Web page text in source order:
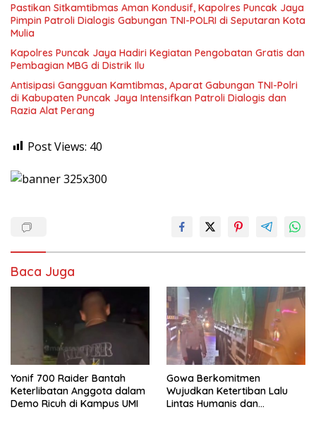
Pastikan Sitkamtibmas Aman Kondusif, Kapolres Puncak Jaya
Pimpin Patroli Dialogis Gabungan TNI-POLRI di Seputaran Kota
Mulia
Kapolres Puncak Jaya Hadiri Kegiatan Pengobatan Gratis dan
Pembagian MBG di Distrik Ilu
Antisipasi Gangguan Kamtibmas, Aparat Gabungan TNI-Polri
di Kabupaten Puncak Jaya Intensifkan Patroli Dialogis dan
Razia Alat Perang
Post Views: 40
Baca Juga
Yonif 700 Raider Bantah
Keterlibatan Anggota dalam
Demo Ricuh di Kampus UMI
Gowa Berkomitmen
Wujudkan Ketertiban Lalu
Lintas Humanis dan